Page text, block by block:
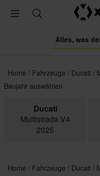
Alles, was
Home Fahrzeuge Ducati
Baujahr auswählen
Ducati
Multistrada V4
2025
Home Fahrzeuge Ducati